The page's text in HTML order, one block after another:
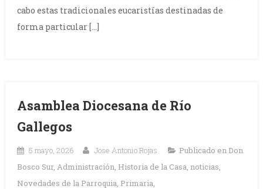
cabo estas tradicionales eucaristías destinadas de
forma particular […]
Asamblea Diocesana de Río
Gallegos
5 mayo, 2026 Jose Antonio Rojas Publicado en Don
Bosco Sur, Administración, Historia de la Casa, noticias,
Novedades de la Parroquia, Primaria,